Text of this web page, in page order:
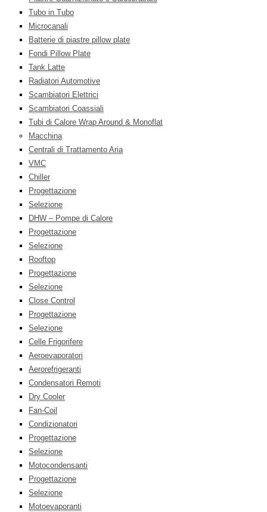
Tubo in Tubo
Microcanali
Batterie di piastre pillow plate
Fondi Pillow Plate
Tank Latte
Radiatori Automotive
Scambiatori Elettrici
Scambiatori Coassiali
Tubi di Calore Wrap Around & Monoflat
Macchina
Centrali di Trattamento Aria
VMC
Chiller
Progettazione
Selezione
DHW – Pompe di Calore
Progettazione
Selezione
Rooftop
Progettazione
Selezione
Close Control
Progettazione
Selezione
Celle Frigorifere
Aeroevaporatori
Aerorefrigeranti
Condensatori Remoti
Dry Cooler
Fan-Coil
Condizionatori
Progettazione
Selezione
Motocondensanti
Progettazione
Selezione
Motoevaporanti